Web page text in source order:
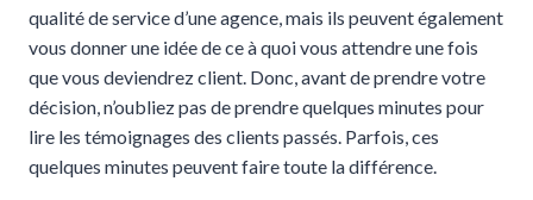
qualité de service d’une agence, mais ils peuvent également
vous donner une idée de ce à quoi vous attendre une fois
que vous deviendrez client. Donc, avant de prendre votre
décision, n’oubliez pas de prendre quelques minutes pour
lire les témoignages des clients passés. Parfois, ces
quelques minutes peuvent faire toute la différence.